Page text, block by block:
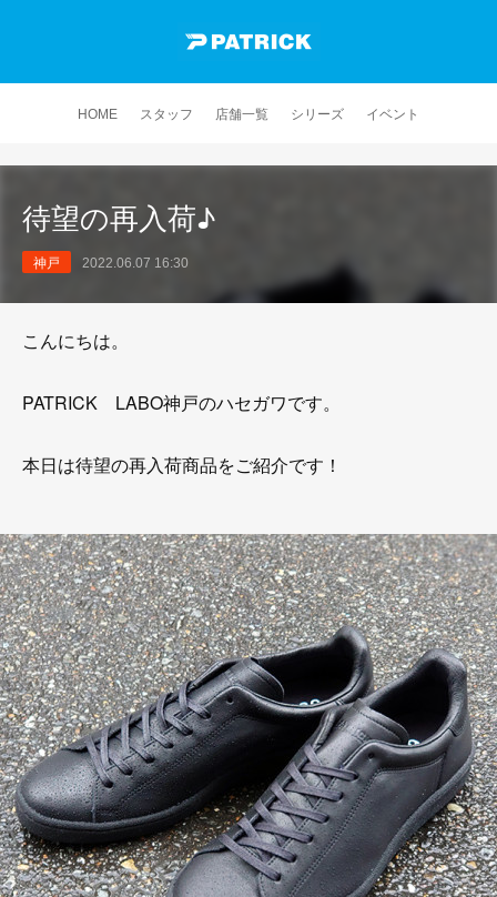
HOME スタッフ 店舗一覧 シリーズ イベント
待望の再入荷♪
神戸 2022.06.07 16:30
こんにちは。
PATRICK LABO神戸のハセガワです。
本日は待望の再入荷商品をご紹介です！